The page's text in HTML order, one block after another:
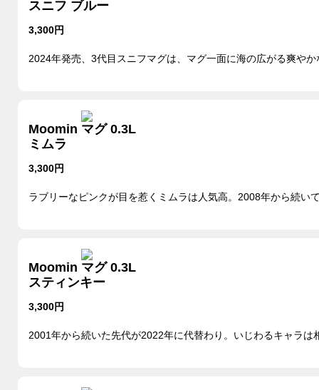
スニフ ブルー
3,300円
2024年発売、3代目スニフマグは、マグ一面に海の広がる爽や
Moomin マグ 0.3L
ミムラ
3,300円
ラブリーなピンクが目を惹くミムラは人気高。2008年から続い
Moomin マグ 0.3L
スティンキー
3,300円
2001年から続いた先代が2022年に代替わり。いじわるキャラは